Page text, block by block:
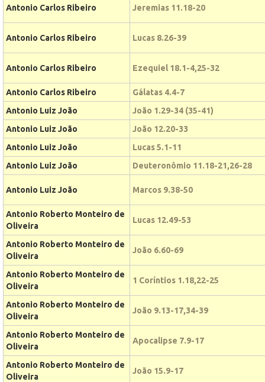
Antonio Carlos Ribeiro Jeremias 11.18-20
Antonio Carlos Ribeiro Lucas 8.26-39
Antonio Carlos Ribeiro Ezequiel 18.1-4,25-32
Antonio Carlos Ribeiro
Gálatas 4.4-7
Antonio Luiz João
João 1.29-34 (35-41)
Antonio Luiz João
João 12.20-33
Antonio Luiz João
Lucas 5.1-11
Antonio Luiz João
Deuteronômio 11.18-21,26-28
Antonio Luiz João Marcos 9.38-50
Antonio Roberto Monteiro de
Oliveira
Lucas 12.49-53
Antonio Roberto Monteiro de
Oliveira
João 6.60-69
Antonio Roberto Monteiro de
Oliveira
1 Coríntios 1.18,22-25
Antonio Roberto Monteiro de
Oliveira
João 9.13-17,34-39
Antonio Roberto Monteiro de
Oliveira
Apocalipse 7.9-17
Antonio Roberto Monteiro de
Oliveira
João 15.9-17